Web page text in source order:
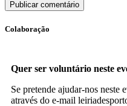
Colaboração
Quer ser voluntário neste
Se pretende ajudar-nos neste
através do e-mail